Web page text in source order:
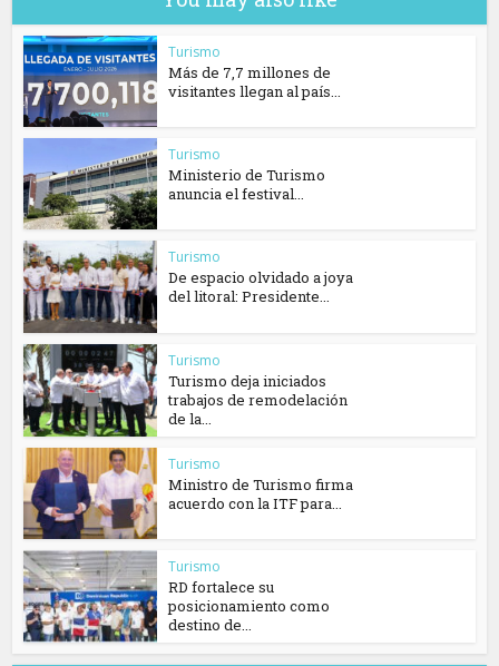
Turismo
Más de 7,7 millones de
visitantes llegan al país...
Turismo
Ministerio de Turismo
anuncia el festival...
Turismo
De espacio olvidado a joya
del litoral: Presidente...
Turismo
Turismo deja iniciados
trabajos de remodelación
de la...
Turismo
Ministro de Turismo firma
acuerdo con la ITF para...
Turismo
RD fortalece su
posicionamiento como
destino de...